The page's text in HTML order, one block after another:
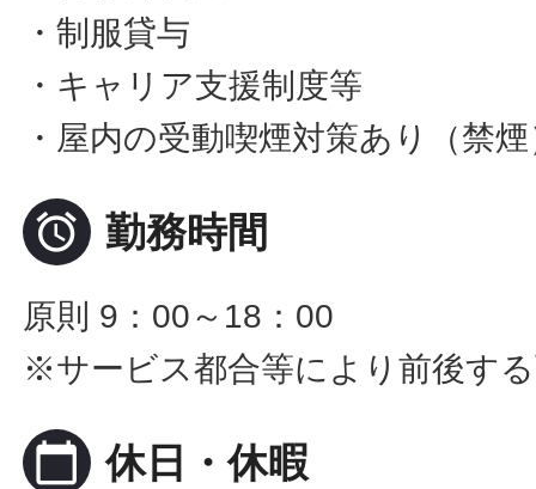
・制服貸与
・キャリア支援制度等
・屋内の受動喫煙対策あり（禁
 勤務時間
原則 9：00～18：00
※サービス都合等により前後す
calendar_today 休日・休暇